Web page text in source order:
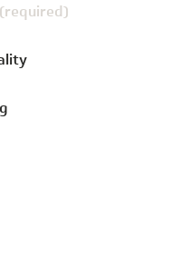
Thorns,
Friedrich Thorns